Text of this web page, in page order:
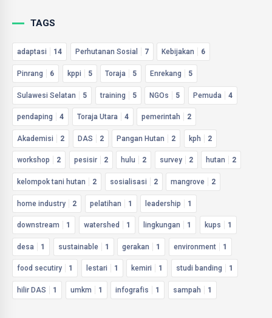
TAGS
adaptasi 14 Perhutanan Sosial 7 Kebijakan 6
Pinrang 6 kppi 5 Toraja 5 Enrekang 5
Sulawesi Selatan 5 training 5 NGOs 5 Pemuda 4
pendaping 4 Toraja Utara 4 pemerintah 2
Akademisi 2 DAS 2 Pangan Hutan 2 kph 2
workshop 2 pesisir 2 hulu 2 survey 2 hutan 2
kelompok tani hutan 2 sosialisasi 2 mangrove 2
home industry 2 pelatihan 1 leadership 1
downstream 1 watershed 1 lingkungan 1 kups 1
desa 1 sustainable 1 gerakan 1 environment 1
food secutiry 1 lestari 1 kemiri 1 studi banding 1
hilir DAS 1 umkm 1 infografis 1 sampah 1